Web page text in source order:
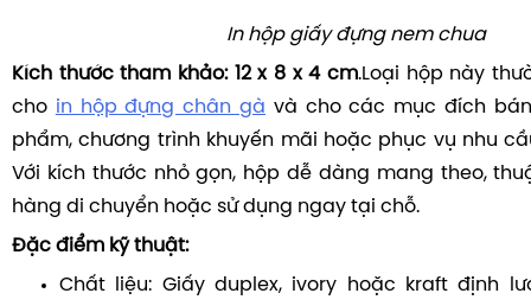
In hộp giấy đựng nem chua
Kích thước tham khảo: 12 x 8 x 4 cm.Loại hộp này
cho in hộp đựng chân gà và cho các mục đích
phẩm, chương trình khuyến mãi hoặc phục vụ nhu
Với kích thước nhỏ gọn, hộp dễ dàng mang theo,
hàng di chuyển hoặc sử dụng ngay tại chỗ.
Đặc điểm kỹ thuật:
Chất liệu: Giấy duplex, ivory hoặc kraft định